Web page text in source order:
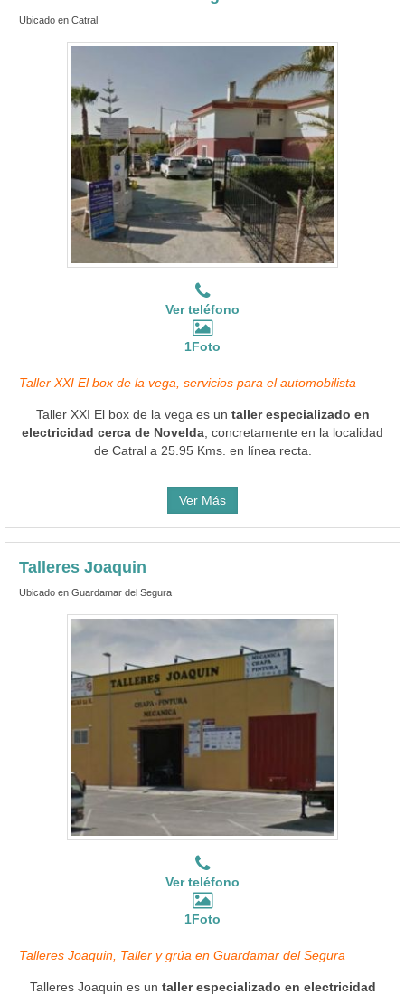
Ubicado en Catral
Ver teléfono
1Foto
Taller XXI El box de la vega, servicios para el automobilista
Taller XXI El box de la vega es un taller especializado en
electricidad cerca de Novelda , concretamente en la localidad
de Catral a 25.95 Kms. en línea recta.
Ver Más
Talleres Joaquin
Ubicado en Guardamar del Segura
Ver teléfono
1Foto
Talleres Joaquin, Taller y grúa en Guardamar del Segura
Talleres Joaquin es un taller especializado en electricidad